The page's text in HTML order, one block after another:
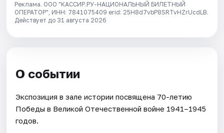
Реклама. ООО "КАССИР.РУ-НАЦИОНАЛЬНЫЙ БИЛЕТНЫЙ
ОПЕРАТОР", ИНН: 7841075409 erid: 25H8d7vbP8SRTvHZrUcdLB.
Действует до 31 августа 2026
О событии
Экспозиция в зале истории посвящена 70-летию
Победы в Великой Отечественной войне 1941–1945
годов.